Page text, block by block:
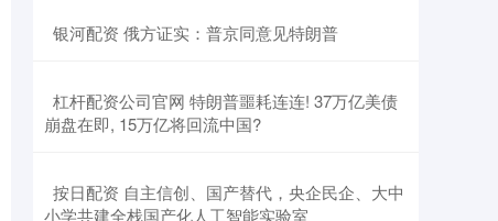
​银河配资 俄方证实：普京同意见特朗普
​杠杆配资公司官网 特朗普噩耗连连! 37万亿美债
崩盘在即, 15万亿将回流中国?
​按日配资 自主信创、国产替代，央企民企、大中
小学共建全栈国产化人工智能实验室